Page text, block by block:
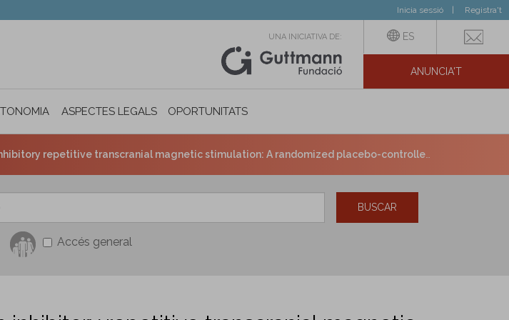
Inicia sessió Registra't
UNA INICIATIVA DE: ES
ANUNCIA'T
PERSONAL I INCLUSIÓ SOCIAL
ASPECTES LEGALS OPORTUNITATS
repetitive transcranial magnetic stimulation: A randomized placebo-controlled trial.
Accés general
BUSCAR